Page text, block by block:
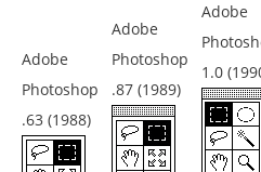
Adobe
Photoshop
.63 (1988)
Adobe
Photoshop
.87 (1989)
Adobe
1.0